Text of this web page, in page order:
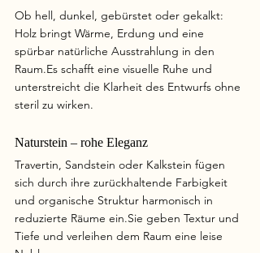
Ob hell, dunkel, gebürstet oder gekalkt:
Holz bringt Wärme, Erdung und eine
spürbar natürliche Ausstrahlung in den
Raum.Es schafft eine visuelle Ruhe und
unterstreicht die Klarheit des Entwurfs ohne
steril zu wirken.
Naturstein – rohe Eleganz
Travertin, Sandstein oder Kalkstein fügen
sich durch ihre zurückhaltende Farbigkeit
und organische Struktur harmonisch in
reduzierte Räume ein.Sie geben Textur und
Tiefe und verleihen dem Raum eine leise